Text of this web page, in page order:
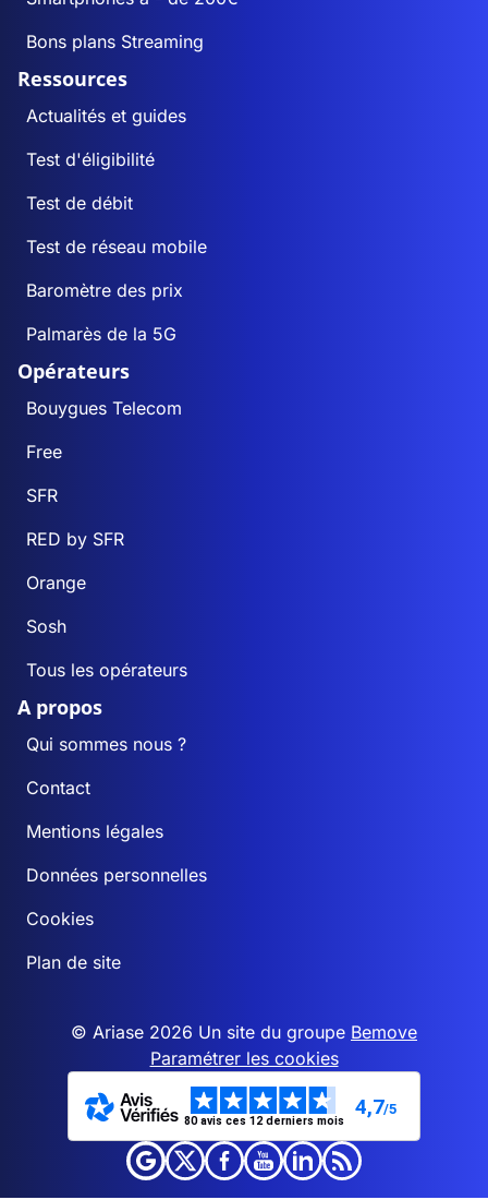
Bons plans Streaming
Ressources
Actualités et guides
Test d'éligibilité
Test de débit
Test de réseau mobile
Baromètre des prix
Palmarès de la 5G
Opérateurs
Bouygues Telecom
Free
SFR
RED by SFR
Orange
Sosh
Tous les opérateurs
A propos
Qui sommes nous ?
Contact
Mentions légales
Données personnelles
Cookies
Plan de site
© Ariase 2026 Un site du groupe Bemove
Paramétrer les cookies
80 avis ces 12 derniers mois
4,7/5